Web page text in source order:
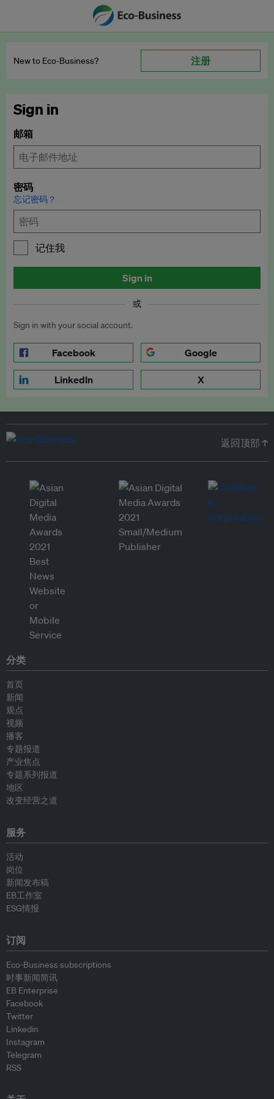
New to Eco‑Business? 注册
Sign in
邮箱
密码
忘记密码？
记住我
Sign in
或
Sign in with your social account.
Facebook Google
LinkedIn X
返回顶部 ↑
分类
首页
新闻
观点
视频
播客
专题报道
产业焦点
专题系列报道
地区
改变经营之道
服务
活动
岗位
新闻发布稿
EB工作室
ESG情报
订阅
Eco-Business subscriptions
时事新闻简讯
EB Enterprise
Facebook
Twitter
Linkedin
Instagram
Telegram
RSS